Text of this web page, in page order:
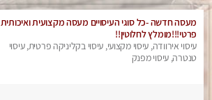
מעסה חדשה -כל סוגי העיסויים מעסה מקצועית ואיכותית
פרטי!!!מומלץ לחלוטין!!
עיסוי אירוודה, עיסוי מקצועי, עיסוי בקליניקה פרטית, עיסוי
טנטרה, עיסוי מפנק